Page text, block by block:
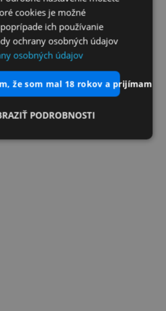
cookies je možné
ich používanie
ochrany osobných údajov
osobných údajov
že som mal 18 rokov a prijímam
PODROBNOSTI